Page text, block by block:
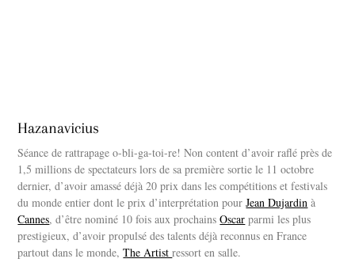
Hazanavicius
Séance de rattrapage o-bli-ga-toi-re! Non content d’avoir raflé près de
1,5 millions de spectateurs lors de sa première sortie le 11 octobre
dernier, d’avoir amassé déjà 20 prix dans les compétitions et festivals
du monde entier dont le prix d’interprétation pourJean Dujardin à
Cannes, d’être nominé 10 fois aux prochainsOscar parmi les plus
prestigieux, d’avoir propulsé des talents déjà reconnus en France
partout dans le monde,The Artistressort en salle.